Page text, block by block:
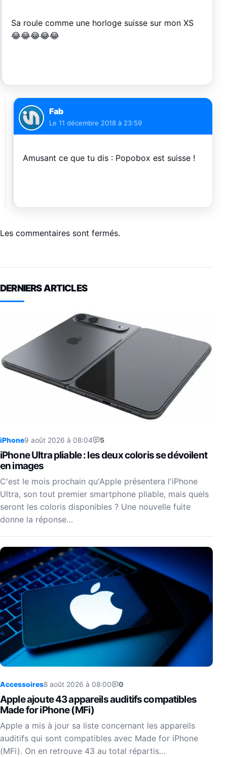
Sa roule comme une horloge suisse sur mon XS
😂😂😂😂😂
Fab
Le 11 décembre 2018 à 23:59
Amusant ce que tu dis : Popobox est suisse !
Les commentaires sont fermés.
DERNIERS ARTICLES
iPhone9 août 2026 à 08:04 5
iPhone Ultra pliable : les deux coloris se dévoilent
en images
C'est le mois prochain qu'Apple présentera l'iPhone
Ultra, son tout premier smartphone pliable, mais quels
seront les coloris disponibles ? Une nouvelle fuite
donne la réponse…
Accessoires8 août 2026 à 08:00 0
Apple ajoute 43 appareils auditifs compatibles
Made for iPhone (MFi)
Apple a mis à jour sa liste concernant les appareils
auditifs qui sont compatibles avec Made for iPhone
(MFi). On en retrouve 43 au total répartis…